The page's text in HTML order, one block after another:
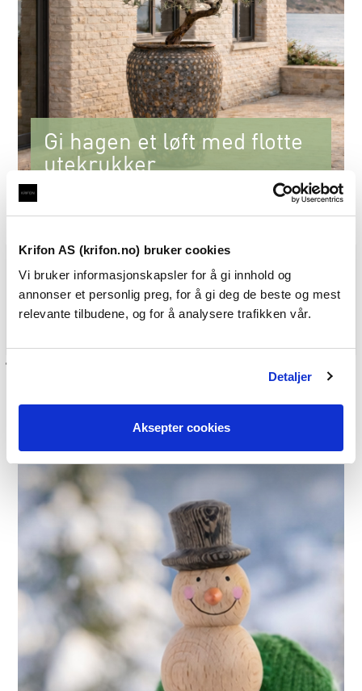
Krifon AS (krifon.no) bruker cookies
Vi bruker informasjonskapsler for å gi innhold og
annonser et personlig preg, for å gi deg de beste og mest
relevante tilbudene, og for å analysere trafikken vår.
Detaljer
Aksepter cookies
Gi hagen et løft med flotte
utekrukker